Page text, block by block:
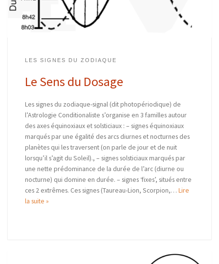
LES SIGNES DU ZODIAQUE
Le Sens du Dosage
Les signes du zodiaque-signal (dit photopériodique) de
l’Astrologie Conditionaliste s’organise en 3 familles autour
des axes équinoxiaux et solsticiaux : – signes équinoxiaux
marqués par une égalité des arcs diurnes et nocturnes des
planètes qui les traversent (on parle de jour et de nuit
lorsqu’il s’agit du Soleil)., – signes solsticiaux marqués par
une nette prédominance de la durée de l’arc (diurne ou
nocturne) qui domine en durée. – signes ‘fixes’, situés entre
ces 2 extrêmes. Ces signes (Taureau-Lion, Scorpion,… Lire
la suite »